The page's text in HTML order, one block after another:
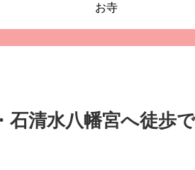
お寺
石清水八幡宮へ徒歩